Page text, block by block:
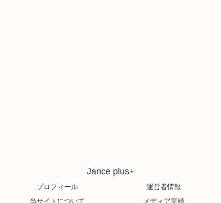
Jance plus+
プロフィール
運営者情報
当サイトについて
メディア実績